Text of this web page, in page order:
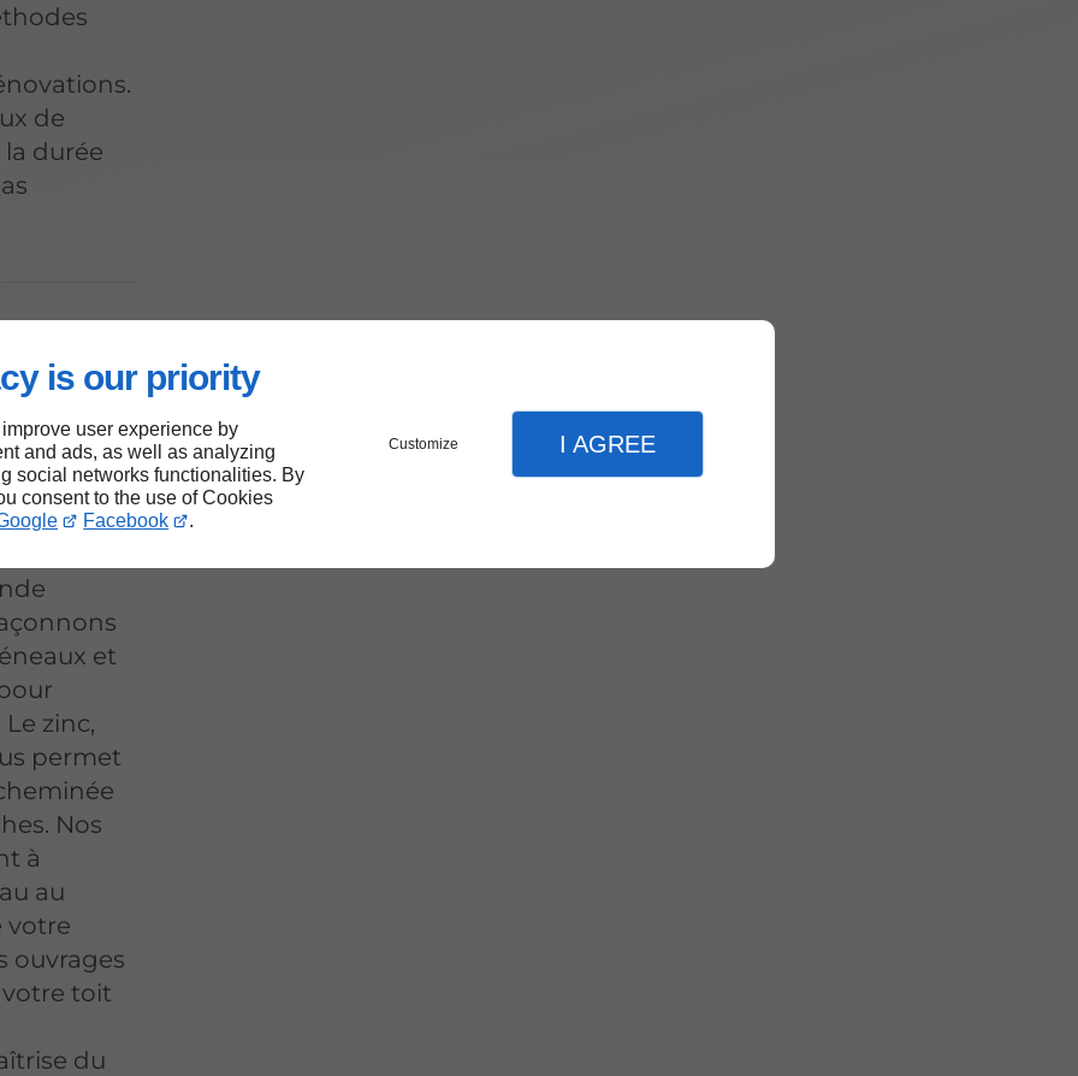
is our priority
user experience by
and ads, as well as analyzing
social networks functionalities. By
consent to the use of Cookies
Facebook .
Customize I AGREE
de
durée
et
zinc,
permet
Nos
à
au
votre
ouvrages
toit
du